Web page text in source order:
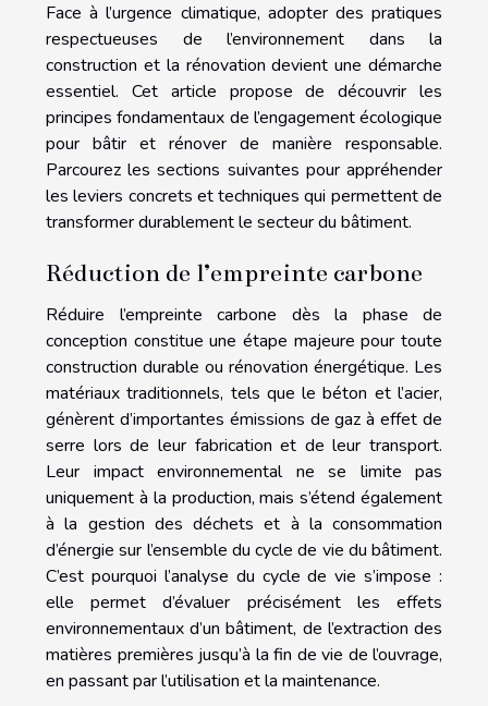
Face à l’urgence climatique, adopter des pratiques
respectueuses de l’environnement dans la
construction et la rénovation devient une démarche
essentiel. Cet article propose de découvrir les
principes fondamentaux de l’engagement écologique
pour bâtir et rénover de manière responsable.
Parcourez les sections suivantes pour appréhender
les leviers concrets et techniques qui permettent de
transformer durablement le secteur du bâtiment.
Réduction de l’empreinte carbone
Réduire l’empreinte carbone dès la phase de
conception constitue une étape majeure pour toute
construction durable ou rénovation énergétique. Les
matériaux traditionnels, tels que le béton et l’acier,
génèrent d’importantes émissions de gaz à effet de
serre lors de leur fabrication et de leur transport.
Leur impact environnemental ne se limite pas
uniquement à la production, mais s’étend également
à la gestion des déchets et à la consommation
d’énergie sur l’ensemble du cycle de vie du bâtiment.
C’est pourquoi l’analyse du cycle de vie s’impose :
elle permet d’évaluer précisément les effets
environnementaux d’un bâtiment, de l’extraction des
matières premières jusqu’à la fin de vie de l’ouvrage,
en passant par l’utilisation et la maintenance.